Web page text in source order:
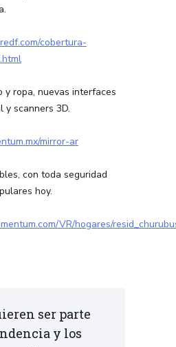
cobertura-
y ropa, nuevas interfaces
y scanners 3D.
mirror-ar
con toda seguridad
hoy.
VR/hogares/
ser parte
y los